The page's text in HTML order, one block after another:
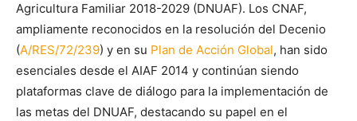
Agricultura Familiar 2018-2029 (DNUAF). Los CNAF,
ampliamente reconocidos en la resolución del Decenio
(A/RES/72/239) y en su Plan de Acción Global, han sido
esenciales desde el AIAF 2014 y continúan siendo
plataformas clave de diálogo para la implementación de
las metas del DNUAF, destacando su papel en el